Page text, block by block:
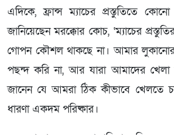
এদিকে, ফ্রান্স ম্যাচের প্রস্তুতিতে
জানিয়েছেন মরক্কোর কোচ, ‘ম্যাচের
গোপন কৌশল থাকছে না। আমার
পছন্দ করি না, আর যারা আমাদের খেলা
জানেন যে আমরা ঠিক কীভাবে খেলতে
ধারণা একদম পরিষ্কার।